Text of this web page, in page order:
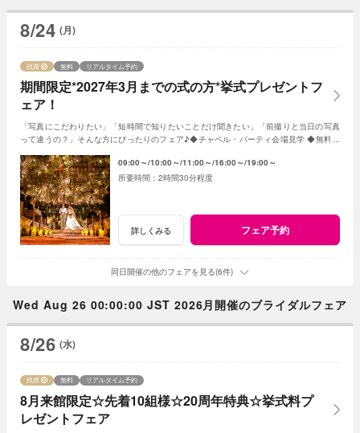
8/24 (月)
期間限定*2027年3月までの式の方*挙式プレゼントフ
ェア！
残席 無料 リアルタイム予約
「写真にこだわりたい」「短時間で知りたいことだけ聞きたい」「前撮りと当日の写真
って違うの？」そんな方にぴったりのフェア♪◆チャペル・パーティ会場見学 ◆無料フ
09:00～ 10:00～ 11:00～ 16:00～ 19:00～
2時間30分程度
詳しくみる フェア予約
同日開催の他のフェアを見る(6件)
Wed Aug 26 00:00:00 JST 2026月開催のブライダルフェア
8/26 (水)
8月来館限定☆先着10組様☆20周年特典☆挙式料プ
レゼントフェア
残席 無料 リアルタイム予約